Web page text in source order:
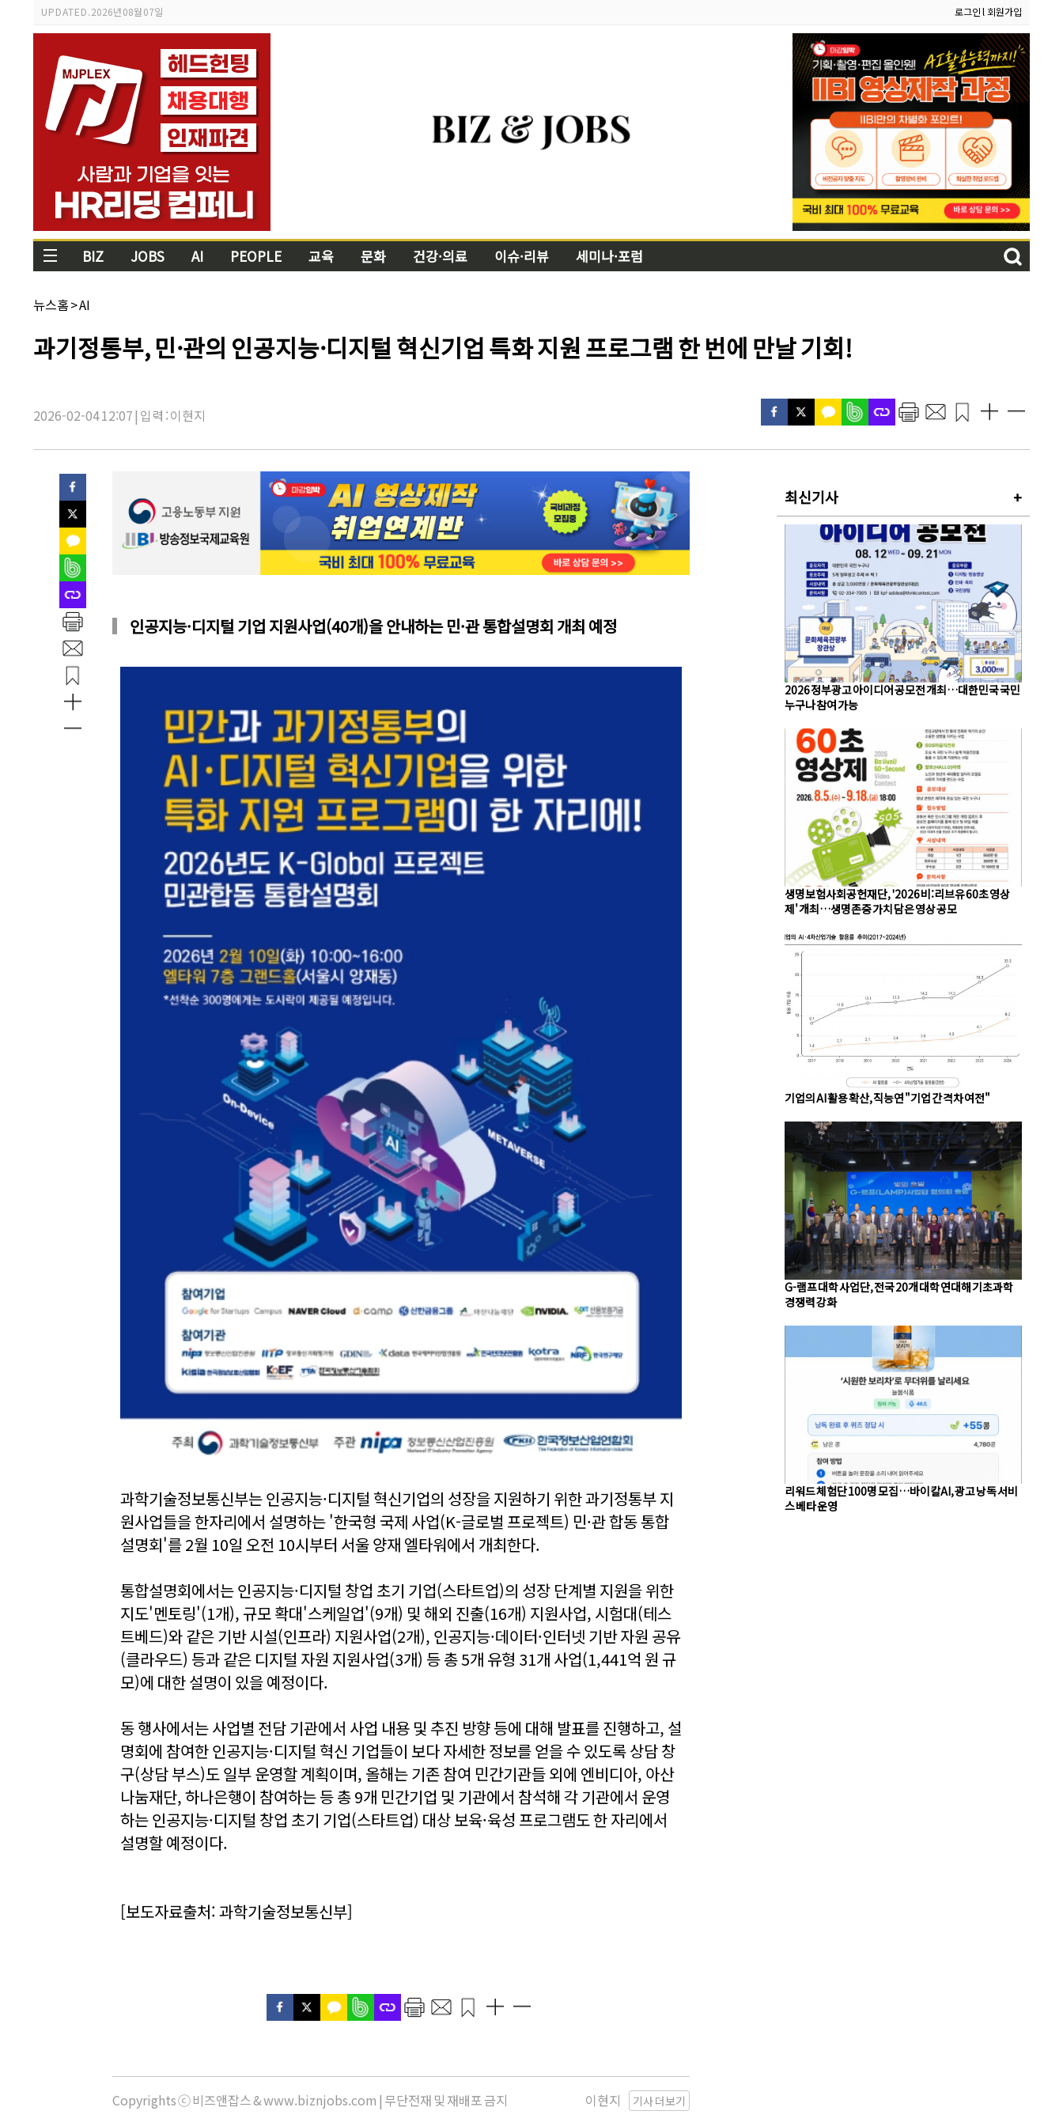
UPDATED.2026년 08월 07일 로그인l 회원가입
BIZ JOBS AI PEOPLE 교육 문화 건강·의료 이슈·리뷰 세미나·포럼
채
널
뉴스홈>AI
기
사
과기정통부, 민·관의 인공지능·디지털 혁신기업 특화 지원 프로그램 한 번에 만날 기회!
2026-02-04 12:07 | 입력 : 이현지
인공지능·디지털 기업 지원사업(40개)을 안내하는 민·관 통합설명회 개최 예정
과학기술정보통신부는 인공지능·디지털 혁신기업의 성장을 지원하기 위한 과기정통부 지
원사업들을 한자리에서 설명하는 '한국형 국제 사업(K-글로벌 프로젝트) 민·관 합동 통합
설명회'를 2월 10일 오전 10시부터 서울 양재 엘타워에서 개최한다.
통합설명회에서는 인공지능·디지털 창업 초기 기업(스타트업)의 성장 단계별 지원을 위한
지도'멘토링'(1개), 규모 확대'스케일업'(9개) 및 해외 진출(16개) 지원사업, 시험대(테스
트베드)와 같은 기반 시설(인프라) 지원사업(2개), 인공지능·데이터·인터넷 기반 자원 공유
(클라우드) 등과 같은 디지털 자원 지원사업(3개) 등 총 5개 유형 31개 사업(1,441억 원 규
모)에 대한 설명이 있을 예정이다.
동 행사에서는 사업별 전담 기관에서 사업 내용 및 추진 방향 등에 대해 발표를 진행하고, 설
명회에 참여한 인공지능·디지털 혁신 기업들이 보다 자세한 정보를 얻을 수 있도록 상담 창
구(상담 부스)도 일부 운영할 계획이며, 올해는 기존 참여 민간기관들 외에 엔비디아, 아산
나눔재단, 하나은행이 참여하는 등 총 9개 민간기업 및 기관에서 참석해 각 기관에서 운영
하는 인공지능·디지털 창업 초기 기업(스타트업) 대상 보육·육성 프로그램도 한 자리에서
설명할 예정이다.
[보도자료출처: 과학기술정보통신부]
Copyrights ⓒ 비즈앤잡스 & www.biznjobs.com | 무단전재 및 재배포 금지 기사 더보기
이현지
최신기사 +
2026 정부광고 아이디어 공모전 개최…대한민국 국민
누구나 참여 가능
생명보험사회공헌재단, '2026 비:리브유 60초 영상
제' 개최…생명존중 가치 담은 영상 공모
기업의 AI 활용 확산, 직능연 "기업 간 격차 여전"
G-램프 대학 사업단, 전국 20개 대학 연대해 기초과학
경쟁력 강화
리워드 체험단 100명 모집…바이칼AI, 광고 낭독 서비
스 베타 운영